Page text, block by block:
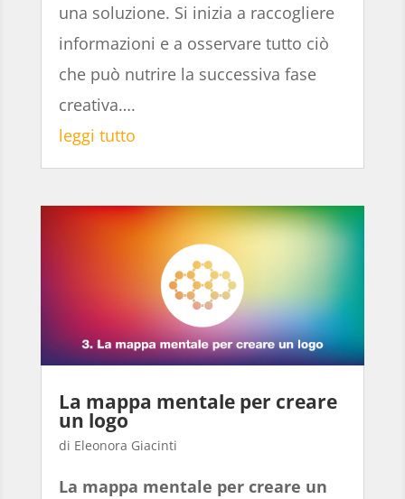
una soluzione. Si inizia a raccogliere
informazioni e a osservare tutto ciò
che può nutrire la successiva fase
creativa….
leggi tutto
La mappa mentale per creare
un logo
Eleonora Giacinti
La mappa mentale per creare un